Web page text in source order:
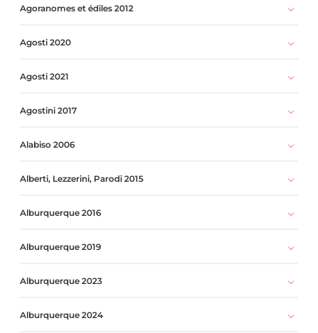
Agoranomes et édiles 2012
Agosti 2020
Agosti 2021
Agostini 2017
Alabiso 2006
Alberti, Lezzerini, Parodi 2015
Alburquerque 2016
Alburquerque 2019
Alburquerque 2023
Alburquerque 2024